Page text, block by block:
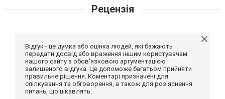
Рецензія
Відгук - це думка або оцінка людей, які бажають
передати досвід або враження іншим користувачам
нашого сайту з обов'язковою аргументацією
залишеного відгука. Це допоможе багатьом прийняти
правильне рішення. Коментарі призначені для
спілкування та обговорення, а також для роз'яснення
питань, що цікавлять.